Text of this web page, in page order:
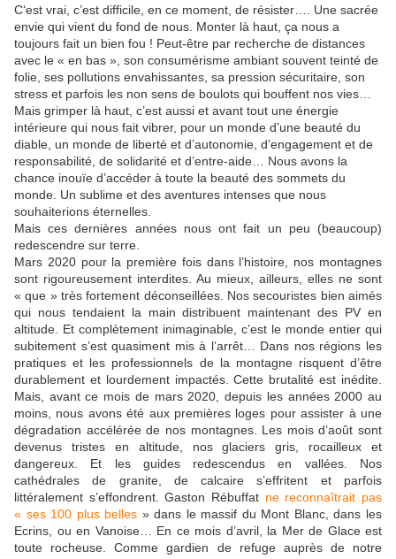
C‘est vrai, c’est difficile, en ce moment, de résister…. Une sacrée
envie qui vient du fond de nous. Monter là haut, ça nous a
toujours fait un bien fou ! Peut-être par recherche de distances
avec le « en bas », son consumérisme ambiant souvent teinté de
folie, ses pollutions envahissantes, sa pression sécuritaire, son
stress et parfois les non sens de boulots qui bouffent nos vies…
Mais grimper là haut, c’est aussi et avant tout une énergie
intérieure qui nous fait vibrer, pour un monde d’une beauté du
diable, un monde de liberté et d’autonomie, d’engagement et de
responsabilité, de solidarité et d’entre-aide… Nous avons la
chance inouïe d’accéder à toute la beauté des sommets du
monde. Un sublime et des aventures intenses que nous
souhaiterions éternelles.
Mais ces dernières années nous ont fait un peu (beaucoup)
redescendre sur terre.
Mars 2020 pour la première fois dans l’histoire, nos montagnes
sont rigoureusement interdites. Au mieux, ailleurs, elles ne sont
« que » très fortement déconseillées. Nos secouristes bien aimés
qui nous tendaient la main distribuent maintenant des PV en
altitude. Et complètement inimaginable, c’est le monde entier qui
subitement s’est quasiment mis à l’arrêt… Dans nos régions les
pratiques et les professionnels de la montagne risquent d’être
durablement et lourdement impactés. Cette brutalité est inédite.
Mais, avant ce mois de mars 2020, depuis les années 2000 au
moins, nous avons été aux premières loges pour assister à une
dégradation accélérée de nos montagnes. Les mois d’août sont
devenus tristes en altitude, nos glaciers gris, rocailleux et
dangereux. Et les guides redescendus en vallées. Nos
cathédrales de granite, de calcaire s’effritent et parfois
littéralement s’effondrent. Gaston Rébuffat ne reconnaîtrait pas
« ses 100 plus belles » dans le massif du Mont Blanc, dans les
Ecrins, ou en Vanoise… En ce mois d’avril, la Mer de Glace est
toute rocheuse. Comme gardien de refuge auprès de notre